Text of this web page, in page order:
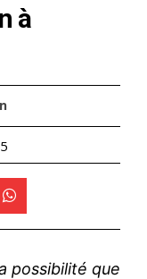
à
possibilité que